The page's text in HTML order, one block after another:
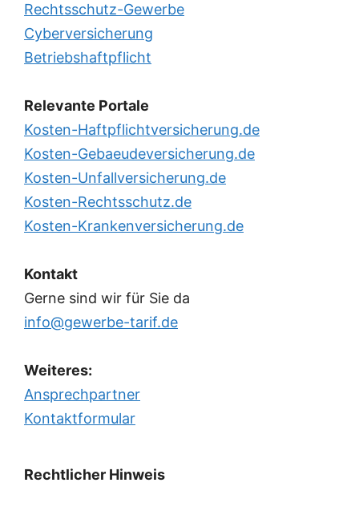
Rechtsschutz-Gewerbe
Cyberversicherung
Betriebshaftpflicht
Relevante Portale
Kosten-Haftpflichtversicherung.de
Kosten-Gebaeudeversicherung.de
Kosten-Unfallversicherung.de
Kosten-Rechtsschutz.de
Kosten-Krankenversicherung.de
Kontakt
Gerne sind wir für Sie da
info@gewerbe-tarif.de
Weiteres:
Ansprechpartner
Kontaktformular
Rechtlicher Hinweis